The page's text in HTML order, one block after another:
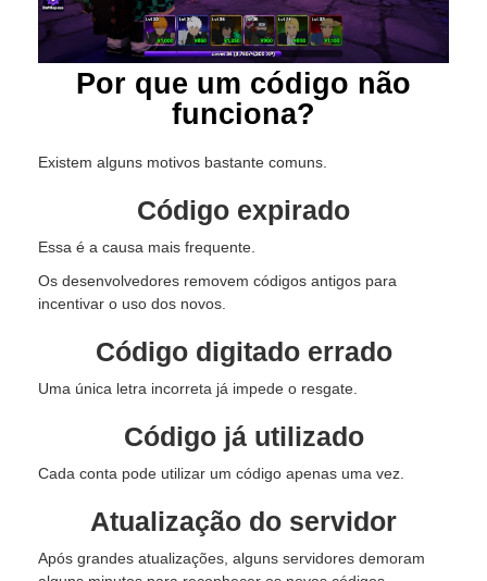
Por que um código não
funciona?
Existem alguns motivos bastante comuns.
Código expirado
Essa é a causa mais frequente.
Os desenvolvedores removem códigos antigos para
incentivar o uso dos novos.
Código digitado errado
Uma única letra incorreta já impede o resgate.
Código já utilizado
Cada conta pode utilizar um código apenas uma vez.
Atualização do servidor
Após grandes atualizações, alguns servidores demoram